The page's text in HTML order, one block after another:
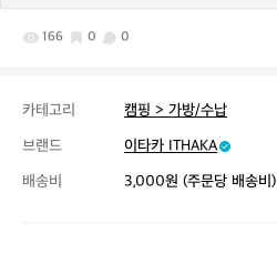
166 0 0
카테고리
캠핑 > 가방/수납
브랜드
이타카 ITHAKA
배송비
3,000원 (주문당 배송비)